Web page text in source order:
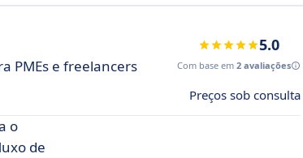
PMEs e freelancers
5.0
Com base em 2 avaliações
Preços sob consulta
o
de